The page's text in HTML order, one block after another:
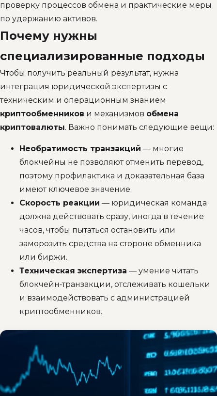
проверку процессов обмена и практические меры
по удержанию активов.
Почему нужны
специализированные подходы
Чтобы получить реальный результат, нужна
интеграция юридической экспертизы с
техническим и операционным знанием
криптообменников и механизмов обмена
криптовалюты. Важно понимать следующие вещи:
Необратимость транзакций — многие
блокчейны не позволяют отменить перевод,
поэтому профилактика и доказательная база
имеют ключевое значение.
Скорость реакции — юридическая команда
должна действовать сразу, иногда в течение
часов, чтобы пытаться остановить или
заморозить средства на стороне обменника
или биржи.
Техническая экспертиза — умение читать
блокчейн‑транзакции, отслеживать кошельки
и взаимодействовать с администрацией
криптообменников.